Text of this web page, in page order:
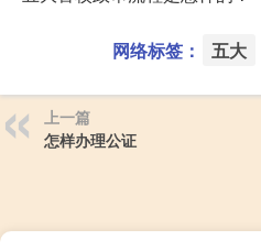
网络标签： 五大
上一篇
怎样办理公证